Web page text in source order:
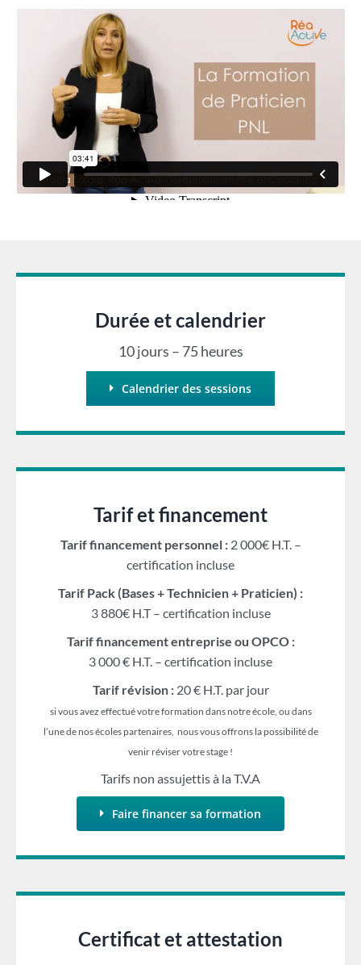
Durée et calendrier
10 jours – 75 heures
Calendrier des sessions
Tarif et financement
Tarif financement personnel : 2 000€ H.T. –
certification incluse
Tarif Pack (Bases + Technicien + Praticien) :
3 880€ H.T – certification incluse
Tarif financement entreprise ou OPCO :
3 000 € H.T. – certification incluse
Tarif révision : 20 € H.T. par jour
si vous avez effectué votre formation dans notre école, ou dans
l’une de nos écoles partenaires, nous vous offrons la possibilité de
venir réviser votre stage !
Tarifs non assujettis à la T.V.A
Faire financer sa formation
Certificat et attestation